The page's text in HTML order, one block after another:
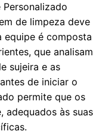
de limpeza deve
equipe é composta
que analisam
sujeira e as
de iniciar o
permite que os
adequados às suas